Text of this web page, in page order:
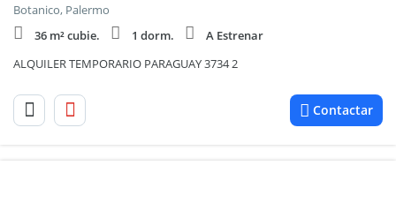
Botanico, Palermo
36 m² cubie.
1 dorm.
A Estrenar
ALQUILER TEMPORARIO PARAGUAY 3734 2
Contactar